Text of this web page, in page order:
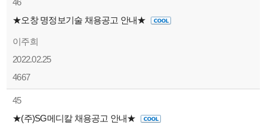
46
★오창 명정보기술 채용공고 안내★
이주희
2022.02.25
4667
45
★(주)SG메디칼 채용공고 안내★